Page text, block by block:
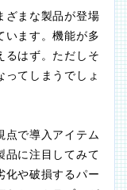
ざまな製品が登場
います。機能が多
るはず。ただしそ
ってしまうでしょ
点で導入アイテム
品に注目してみて
化や破損するパー